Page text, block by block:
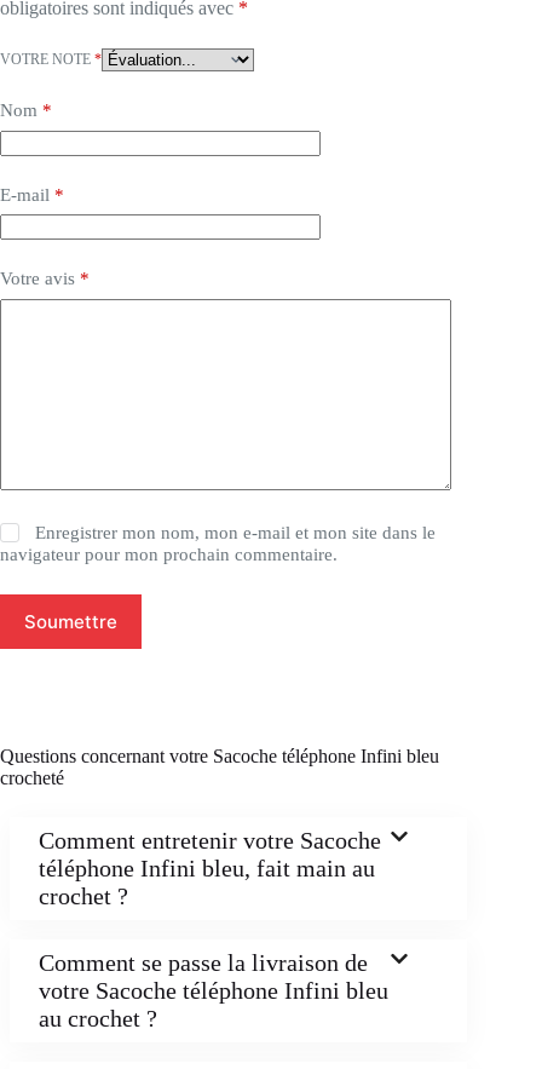
obligatoires sont indiqués avec *
VOTRE NOTE *
Nom *
E-mail *
Votre avis *
Enregistrer mon nom, mon e-mail et mon site dans le
navigateur pour mon prochain commentaire.
Soumettre
Questions concernant votre Sacoche téléphone Infini bleu
crocheté
Comment entretenir votre Sacoche
téléphone Infini bleu, fait main au
crochet ?
Comment se passe la livraison de
votre Sacoche téléphone Infini bleu
au crochet ?